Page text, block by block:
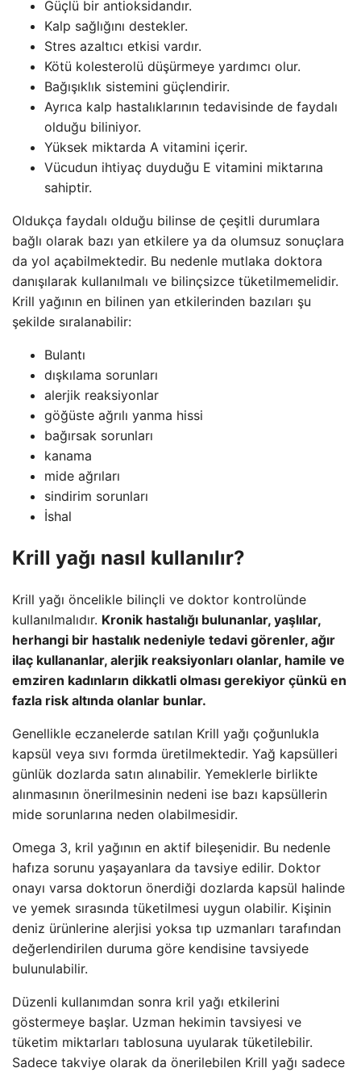
Güçlü bir antioksidandır.
Kalp sağlığını destekler.
Stres azaltıcı etkisi vardır.
Kötü kolesterolü düşürmeye yardımcı olur.
Bağışıklık sistemini güçlendirir.
Ayrıca kalp hastalıklarının tedavisinde de faydalı
olduğu biliniyor.
Yüksek miktarda A vitamini içerir.
Vücudun ihtiyaç duyduğu E vitamini miktarına
sahiptir.
Oldukça faydalı olduğu bilinse de çeşitli durumlara
bağlı olarak bazı yan etkilere ya da olumsuz sonuçlara
da yol açabilmektedir. Bu nedenle mutlaka doktora
danışılarak kullanılmalı ve bilinçsizce tüketilmemelidir.
Krill yağının en bilinen yan etkilerinden bazıları şu
şekilde sıralanabilir:
Bulantı
dışkılama sorunları
alerjik reaksiyonlar
göğüste ağrılı yanma hissi
bağırsak sorunları
kanama
mide ağrıları
sindirim sorunları
İshal
Krill yağı nasıl kullanılır?
Krill yağı öncelikle bilinçli ve doktor kontrolünde
kullanılmalıdır. Kronik hastalığı bulunanlar, yaşlılar,
herhangi bir hastalık nedeniyle tedavi görenler, ağır
ilaç kullananlar, alerjik reaksiyonları olanlar, hamile ve
emziren kadınların dikkatli olması gerekiyor çünkü en
fazla risk altında olanlar bunlar.
Genellikle eczanelerde satılan Krill yağı çoğunlukla
kapsül veya sıvı formda üretilmektedir. Yağ kapsülleri
günlük dozlarda satın alınabilir. Yemeklerle birlikte
alınmasının önerilmesinin nedeni ise bazı kapsüllerin
mide sorunlarına neden olabilmesidir.
Omega 3, kril yağının en aktif bileşenidir. Bu nedenle
hafıza sorunu yaşayanlara da tavsiye edilir. Doktor
onayı varsa doktorun önerdiği dozlarda kapsül halinde
ve yemek sırasında tüketilmesi uygun olabilir. Kişinin
deniz ürünlerine alerjisi yoksa tıp uzmanları tarafından
değerlendirilen duruma göre kendisine tavsiyede
bulunulabilir.
Düzenli kullanımdan sonra kril yağı etkilerini
göstermeye başlar. Uzman hekimin tavsiyesi ve
tüketim miktarları tablosuna uyularak tüketilebilir.
Sadece takviye olarak da önerilebilen Krill yağı sadece